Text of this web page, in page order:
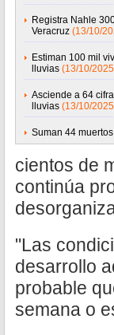
Registra Nahle
Veracruz (13/10/
Estiman 100 mil
lluvias (13/10/
Asciende a 64
lluvias (13/10/
Suman 44
cientos de
continúa
"Las
desarrollo
probable
semana o